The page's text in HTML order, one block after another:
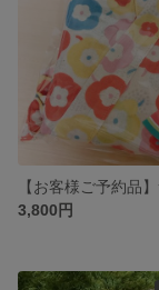
3,800円